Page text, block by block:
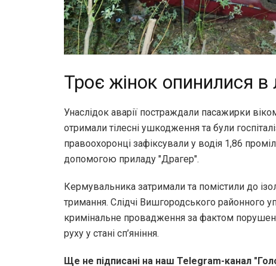
Троє жінок опинилися в
Унаслідок аварії постраждали пасажирки
отримали тілесні ушкодження та були
правоохоронці зафіксували у водія 1,86
допомогою приладу "Драгер".
Кермувальника затримали та помістили до
тримання. Слідчі Вишгородського районного
кримінальне провадження за фактом
руху у стані сп’яніння.
Ще не підписані на наш Telegram-канал